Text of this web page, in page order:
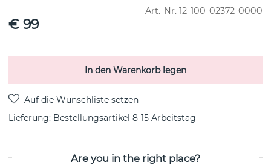
Art.-Nr. 12-100-02372-0000
€ 99
In den Warenkorb legen
Lieferung: Bestellungsartikel 8-15 Arbeitstag
Are you in the right place?